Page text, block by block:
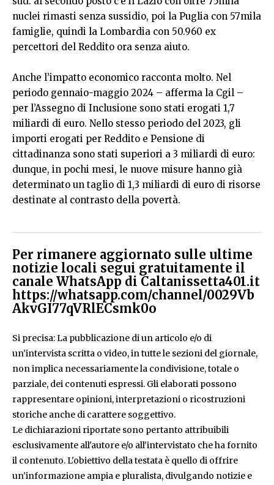
nuclei rimasti senza sussidio, poi la Puglia con 57mila
famiglie, quindi la Lombardia con 50.960 ex
percettori del Reddito ora senza aiuto.
Anche l’impatto economico racconta molto. Nel
periodo gennaio-maggio 2024 – afferma la Cgil –
per l’Assegno di Inclusione sono stati erogati 1,7
miliardi di euro. Nello stesso periodo del 2023, gli
importi erogati per Reddito e Pensione di
cittadinanza sono stati superiori a 3 miliardi di euro:
dunque, in pochi mesi, le nuove misure hanno già
determinato un taglio di 1,3 miliardi di euro di risorse
destinate al contrasto della povertà.
Per rimanere aggiornato sulle ultime
notizie locali segui gratuitamente il
canale WhatsApp di Caltanissetta401.it
https://whatsapp.com/channel/0029Vb
AkvGI77qVRlECsmk0o
Si precisa: La pubblicazione di un articolo e/o di
un'intervista scritta o video, in tutte le sezioni del giornale,
non implica necessariamente la condivisione, totale o
parziale, dei contenuti espressi. Gli elaborati possono
rappresentare opinioni, interpretazioni o ricostruzioni
storiche anche di carattere soggettivo.
Le dichiarazioni riportate sono pertanto attribuibili
esclusivamente all'autore e/o all'intervistato che ha fornito
il contenuto. L'obiettivo della testata è quello di offrire
un'informazione ampia e pluralista, divulgando notizie e